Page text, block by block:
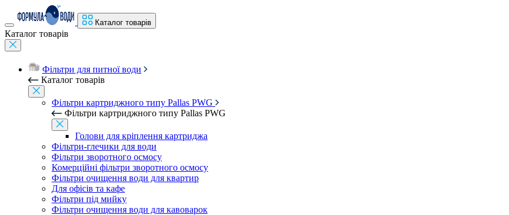
Каталог товарів
Каталог товарів
Фільтри для питної води
Каталог товарів
Фільтри картриджного типу Pallas PWG
Фільтри картриджного типу Pallas PWG
Голови для кріплення картриджа
Фільтри-глечики для води
Фільтри зворотного осмосу
Комерційні фільтри зворотного осмосу
Фільтри очищення води для квартир
Для офісів та кафе
Фільтри під мийку
Фільтри очищення води для кавоварок